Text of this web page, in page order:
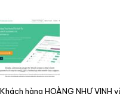
Khách hàng HOÀNG NHƯ VINH